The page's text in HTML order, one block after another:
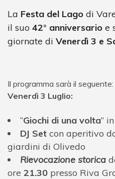
La Festa del Lago di
il suo 42° anniversario e
giornate di Venerdì 3 e
Il programma sarà il seguente:
Venerdì 3 Luglio:
“Giochi di una volta”
DJ Set con aperitivo
giardini di Olivedo
Rievocazione storica
ore 21.30 presso Riva